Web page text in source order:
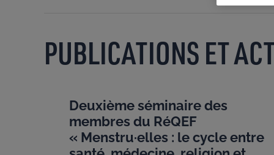
PUBLICATIONS ET
Deuxième séminaire des
membres du RéQEF
« Menstru·elles : le cycle entre